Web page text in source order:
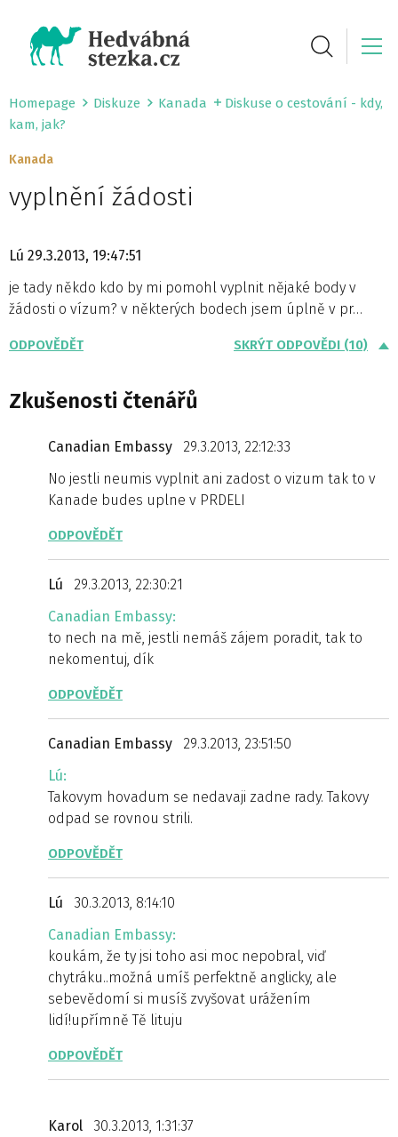
Homepage Diskuze Kanada
Diskuse o cestování - kdy,
kam, jak?
Kanada
vyplnění žádosti
Lú 29.3.2013, 19:47:51
je tady někdo kdo by mi pomohl vyplnit nějaké body v
žádosti o vízum? v některých bodech jsem úplně v pr…
ODPOVĚDĚT SKRÝT ODPOVĚDI (10)
Zkušenosti čtenářů
Canadian Embassy
29.3.2013, 22:12:33
No jestli neumis vyplnit ani zadost o vizum tak to v
Kanade budes uplne v PRDELI
ODPOVĚDĚT
Lú
29.3.2013, 22:30:21
Canadian Embassy:
to nech na mě, jestli nemáš zájem poradit, tak to
nekomentuj, dík
ODPOVĚDĚT
Canadian Embassy
29.3.2013, 23:51:50
Lú:
Takovym hovadum se nedavaji zadne rady. Takovy
odpad se rovnou strili.
ODPOVĚDĚT
Lú
30.3.2013, 8:14:10
Canadian Embassy:
koukám, že ty jsi toho asi moc nepobral, viď
chytráku..možná umíš perfektně anglicky, ale
sebevědomí si musíš zvyšovat urážením
lidí!upřímně Tě lituju
ODPOVĚDĚT
Karol
30.3.2013, 1:31:37